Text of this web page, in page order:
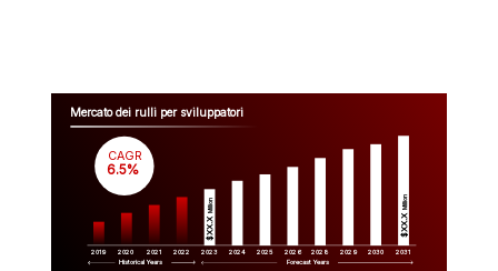
Mercato dei rulli per sviluppatori
2019 2020 2021 2022 2023 2024 2025 2026 2028 2029 2030 2031
$XX.X
Million
$XX.X
Million
CAGR
6.5%
Historical Years Forecast Years